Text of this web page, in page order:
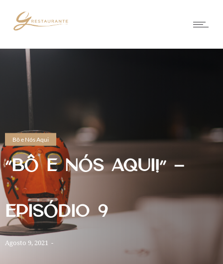
Bô e Nós Aqui
“BÔ E NÓS AQUI!” –
EPISÓDIO 9
Agosto 9, 2021 -